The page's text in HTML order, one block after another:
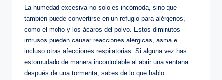
La humedad excesiva no solo es​ incómoda, sino que
también puede convertirse en un refugio para alérgenos,
como el moho y los ácaros⁢ del polvo. Estos‍ diminutos
intrusos pueden causar reacciones alérgicas, asma e
incluso otras afecciones respiratorias. Si alguna vez has
⁤estornudado​ de manera incontrolable al abrir una ventana
después de una tormenta,⁣ sabes de lo que hablo.